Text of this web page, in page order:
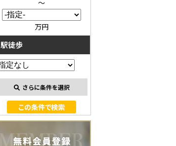
～
万円
駅徒歩
さらに条件を選択